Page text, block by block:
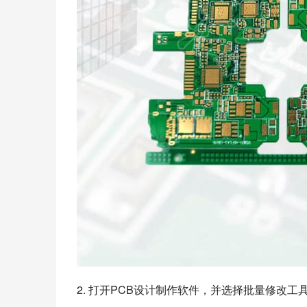
2. 打开PCB设计制作软件，并选择批量修改工